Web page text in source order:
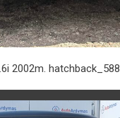
2002m. hatchback_588